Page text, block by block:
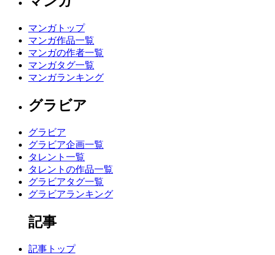
マンガトップ
マンガ作品一覧
マンガの作者一覧
マンガタグ一覧
マンガランキング
グラビア
グラビア
グラビア企画一覧
タレント一覧
タレントの作品一覧
グラビアタグ一覧
グラビアランキング
記事
記事トップ